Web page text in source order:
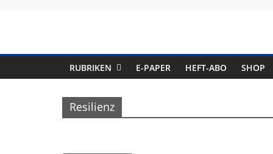
RUBRIKEN E-PAPER HEFT-ABO SHOP
Resilienz